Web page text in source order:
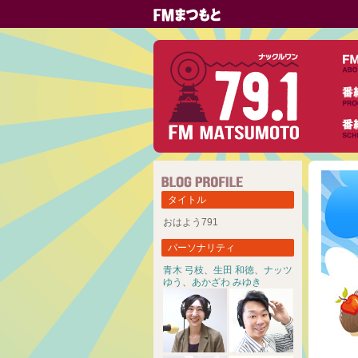
タイトル
おはよう791
パーソナリティ
青木 弓枝、 生田 和徳、 ナッツ
ゆう 、 あかざわ みゆき